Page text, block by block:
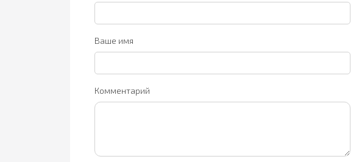
Ваше имя
Комментарий